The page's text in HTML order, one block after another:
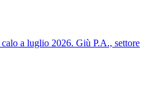
a luglio 2026. Giù P.A., settore